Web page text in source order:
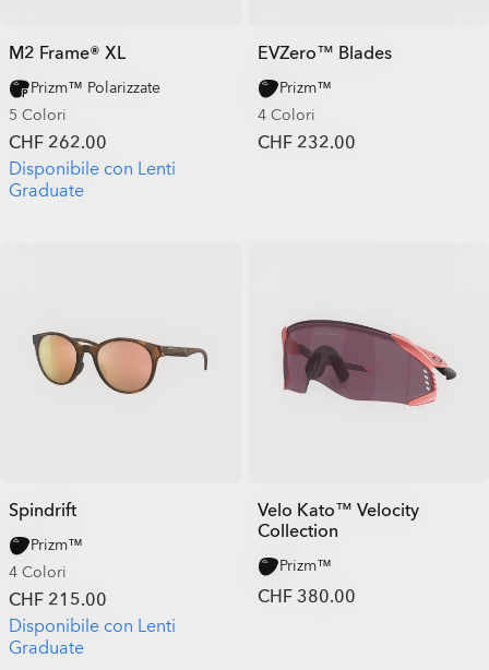
M2 Frame® XL
Prizm™ Polarizzate
5 Colori
CHF 262.00
Disponibile con Lenti
Graduate
EVZero™ Blades
Prizm™
4 Colori
CHF 232.00
Spindrift
Prizm™
4 Colori
CHF 215.00
Disponibile con Lenti
Graduate
Velo Kato™ Velocity
Collection
Prizm™
CHF 380.00